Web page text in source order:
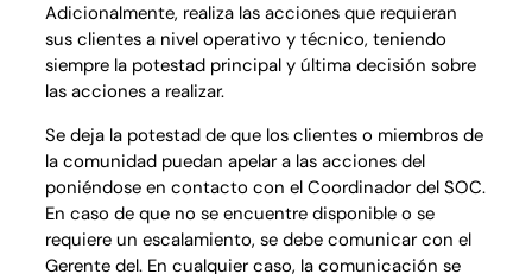
Adicionalmente, realiza las acciones que requieran
sus clientes a nivel operativo y técnico, teniendo
siempre la potestad principal y última decisión sobre
las acciones a realizar.
Se deja la potestad de que los clientes o miembros de
la comunidad puedan apelar a las acciones del
poniéndose en contacto con el Coordinador del SOC.
En caso de que no se encuentre disponible o se
requiere un escalamiento, se debe comunicar con el
Gerente del. En cualquier caso, la comunicación se